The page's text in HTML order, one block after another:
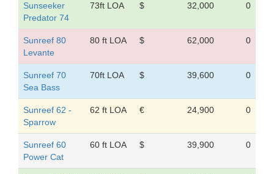
Sunseeker
Predator 74
73ft LOA $ 32,000 0
Sunreef 80
Levante
80 ft LOA $ 62,000 0
Sunreef 70
Sea Bass
70ft LOA $ 39,600 0
Sunreef 62 -
Sparrow
62 ft LOA € 24,900 0
Sunreef 60
Power Cat
60 ft LOA $ 39,900 0